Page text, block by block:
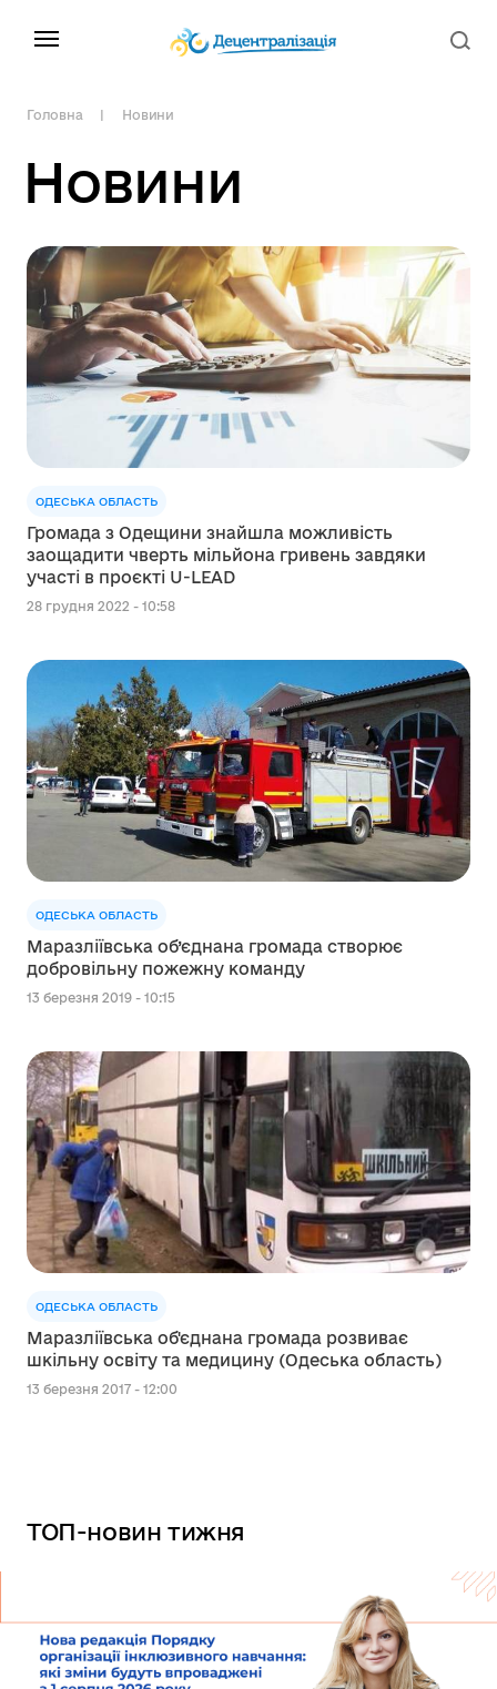
Головна Новини
Новини
ОДЕСЬКА ОБЛАСТЬ
Громада з Одещини знайшла можливість
заощадити чверть мільйона гривень завдяки
участі в проєкті U-LEAD
28 грудня 2022 - 10:58
ОДЕСЬКА ОБЛАСТЬ
Маразліївська об’єднана громада створює
добровільну пожежну команду
13 березня 2019 - 10:15
ОДЕСЬКА ОБЛАСТЬ
Маразліївська об'єднана громада розвиває
шкільну освіту та медицину (Одеська область)
13 березня 2017 - 12:00
ТОП-новин тижня